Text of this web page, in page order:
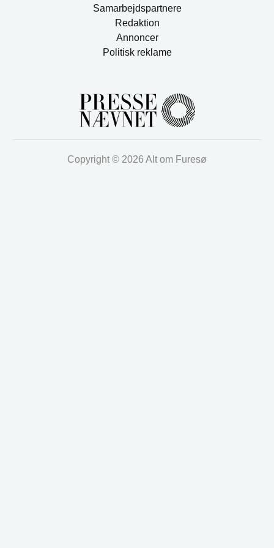
Samarbejdspartnere
Redaktion
Annoncer
Politisk reklame
Copyright © 2026 Alt om Furesø